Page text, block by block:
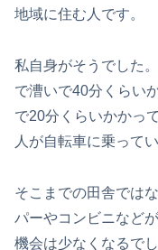
地域に住む人です。
私自身がそうでした
で漕いで40分くらい
で20分くらいかかっ
人が自転車に乗って
そこまでの田舎では
パーやコンビニなど
機会は少なくなるで